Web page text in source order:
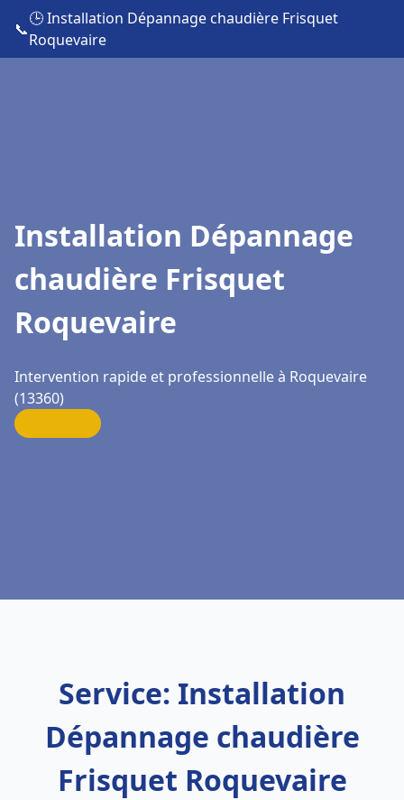
📞
🕒 Installation Dépannage chaudière Frisquet
Roquevaire
Installation Dépannage
chaudière Frisquet
Roquevaire
Intervention rapide et professionnelle à Roquevaire
(13360)
Service: Installation
Dépannage chaudière
Frisquet Roquevaire